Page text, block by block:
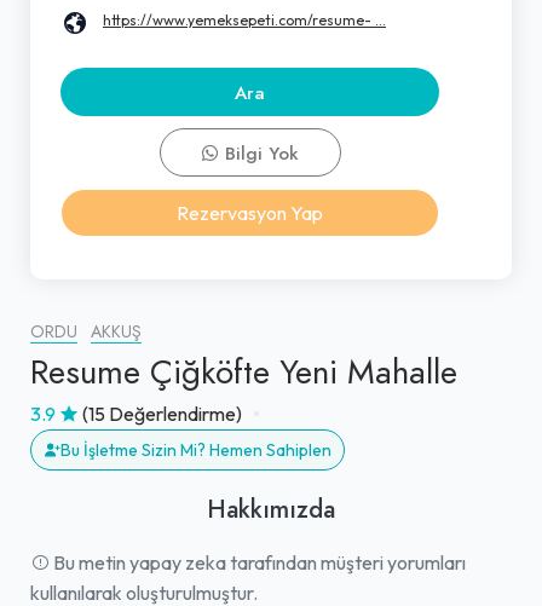
ORDU AKKUŞ
Resume Çiğköfte Yeni Mahalle
3.9 (15 Değerlendirme)
Bu İşletme Sizin Mi? Hemen Sahiplen
Hakkımızda
Bu metin yapay zeka tarafından müşteri yorumları
kullanılarak oluşturulmuştur.
https://www.yemeksepeti.com/resume- ...
Ara
Bilgi Yok
Rezervasyon Yap